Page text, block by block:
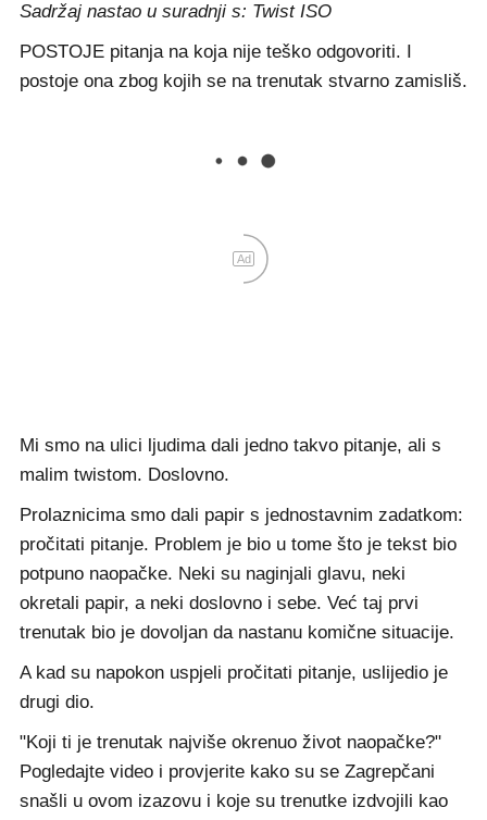
Sadržaj nastao u suradnji s: Twist ISO
POSTOJE pitanja na koja nije teško odgovoriti. I
postoje ona zbog kojih se na trenutak stvarno zamisliš.
Ad
Mi smo na ulici ljudima dali jedno takvo pitanje, ali s
malim twistom. Doslovno.
Prolaznicima smo dali papir s jednostavnim zadatkom:
pročitati pitanje. Problem je bio u tome što je tekst bio
potpuno naopačke. Neki su naginjali glavu, neki
okretali papir, a neki doslovno i sebe. Već taj prvi
trenutak bio je dovoljan da nastanu komične situacije.
A kad su napokon uspjeli pročitati pitanje, uslijedio je
drugi dio.
"Koji ti je trenutak najviše okrenuo život naopačke?"
Pogledajte video i provjerite kako su se Zagrepčani
snašli u ovom izazovu i koje su trenutke izdvojili kao